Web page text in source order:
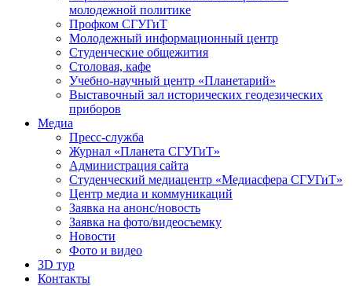
молодежной политике
Профком СГУГиТ
Молодежный информационный центр
Студенческие общежития
Столовая, кафе
Учебно-научный центр «Планетарий»
Выставочный зал исторических геодезических
приборов
Медиа
Пресс-служба
Журнал «Планета СГУГиТ»
Администрация сайта
Студенческий медиацентр «Медиасфера СГУГиТ»
Центр медиа и коммуникаций
Заявка на анонс/новость
Заявка на фото/видеосъемку
Новости
Фото и видео
3D тур
Контакты